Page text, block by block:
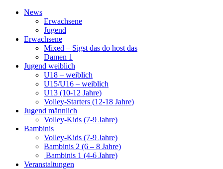
Zum
News
Erwachsene
Jugend
Erwachsene
Mixed – Sigst das do host das
Damen 1
Jugend weiblich
U18 – weiblich
U15/U16 – weiblich
U13 (10-12 Jahre)
Volley-Starters (12-18 Jahre)
Jugend männlich
Volley-Kids (7-9 Jahre)
Bambinis
Volley-Kids (7-9 Jahre)
Bambinis 2 (6 – 8 Jahre)
Bambinis 1 (4-6 Jahre)
Veranstaltungen